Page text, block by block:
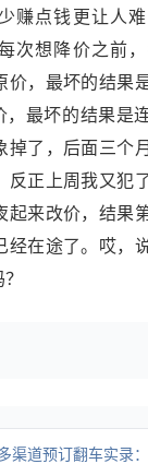
赚点钱更让人
次想降价之前
价，最坏的结果
，最坏的结果
掉了，后面三个
反正上周我又犯
起来改价，结果
经在途了。哎，
渠道预订翻车实录